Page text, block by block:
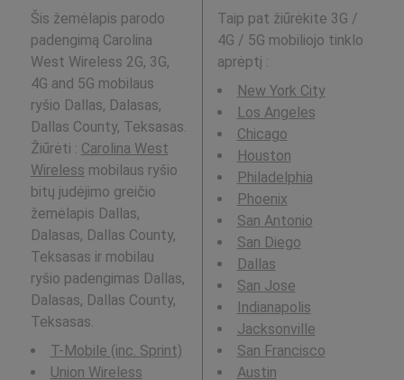
Šis žemėlapis parodo
padengimą Carolina
West Wireless 2G, 3G,
4G and 5G mobilaus
ryšio Dallas, Dalasas,
Dallas County, Teksasas.
Žiūrėti : Carolina West
Wireless mobilaus ryšio
bitų judėjimo greičio
žemėlapis Dallas,
Dalasas, Dallas County,
Teksasas ir mobilau
ryšio padengimas Dallas,
Dalasas, Dallas County,
Teksasas.
T-Mobile (inc. Sprint)
Union Wireless
Taip pat žiūrėkite 3G /
4G / 5G mobiliojo tinklo
aprėptį :
New York City
Los Angeles
Chicago
Houston
Philadelphia
Phoenix
San Antonio
San Diego
Dallas
San Jose
Indianapolis
Jacksonville
San Francisco
Austin